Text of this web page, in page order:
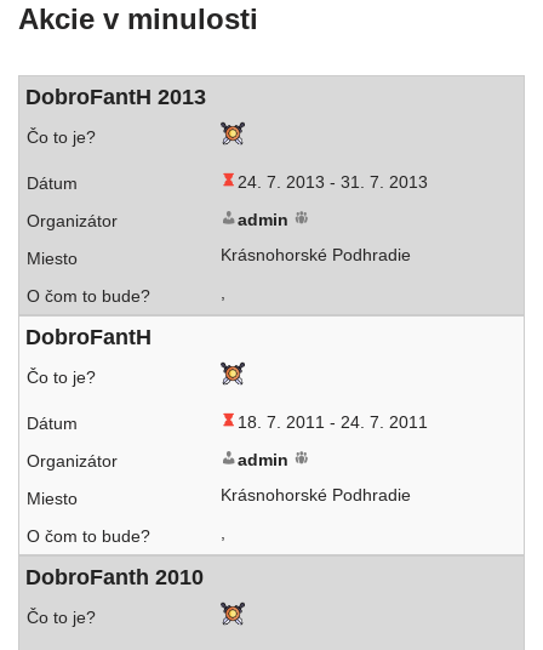
Akcie v minulosti
DobroFantH 2013
24. 7. 2013 - 31. 7. 2013
admin
Krásnohorské Podhradie
,
DobroFantH
18. 7. 2011 - 24. 7. 2011
admin
Krásnohorské Podhradie
,
DobroFanth 2010